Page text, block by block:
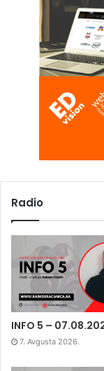
Radio
INFO 5 –
7. Avgusta 2026.